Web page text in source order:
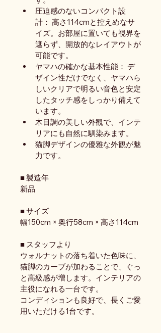
圧迫感のないコンパクト設
計： 高さ114cmと控えめなサ
イズ。お部屋に置いても視界を
遮らず、開放的なレイアウトが
可能です。
ヤマハの確かな基本性能： デ
ザイン性だけでなく、ヤマハら
しいクリアで明るい音色と安定
したタッチ感をしっかり備えて
います。
木目調の美しい外観で、インテ
リアにも自然に馴染みます。
猫脚デザインの優雅な外観が魅
力です。
■ 製造年
新品
■ サイズ
幅150cm × 奥行58cm × 高さ114cm
■ スタッフより
ウォルナットの落ち着いた色味に、
猫脚のカーブが加わることで、ぐっ
と高級感が増します。インテリアの
主役になれる一台です。
コンディションも良好で、長くご愛
用いただける1台です。